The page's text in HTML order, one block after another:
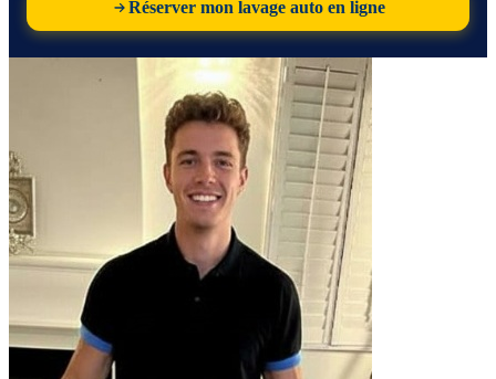
Réserver mon lavage auto en ligne